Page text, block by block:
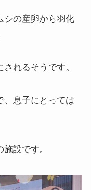
シの産卵から羽化
れるそうです。
、息子にとっては
設です。